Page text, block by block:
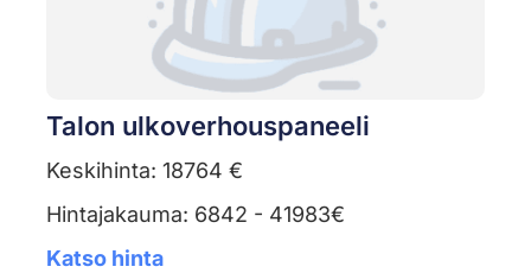
Talon ulkoverhouspaneeli
Keskihinta: 18764 €
Hintajakauma: 6842 - 41983€
Katso hinta